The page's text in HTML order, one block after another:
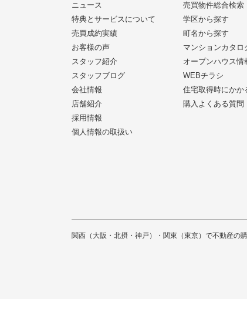
ニュース
特典とサービスについて
売買成約実績
お客様の声
スタッフ紹介
スタッフブログ
会社情報
店舗紹介
採用情報
個人情報の取扱い
売買物件総合検索
学区から探す
町名から探す
マンションカタロ
オープンハウス情
WEBチラシ
住宅取得時にかか
購入よくある質問
関西（大阪・北摂・神戸）・関東（東京）で不動産の